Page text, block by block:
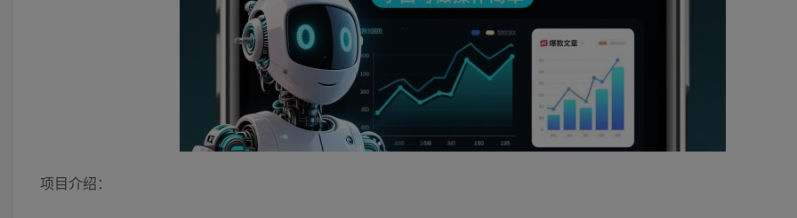
项目介绍：